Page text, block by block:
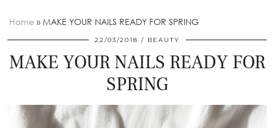
Home » MAKE YOUR NAILS READY FOR SPRING
22/03/2018 BEAUTY
MAKE YOUR NAILS READY FOR
SPRING